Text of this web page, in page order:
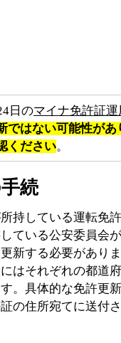
日のマイナ免許証
ではない可能性があ
ください。
続
持している運転免
ている公安委員会
新する必要があり
はそれぞれの都道
。具体的な免許更
の住所宛てに送付